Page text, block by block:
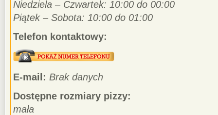
Niedziela – Czwartek: 10:00 do 00:00
Piątek – Sobota: 10:00 do 01:00
Telefon kontaktowy:
E-mail: Brak danych
Dostępne rozmiary pizzy:
mała